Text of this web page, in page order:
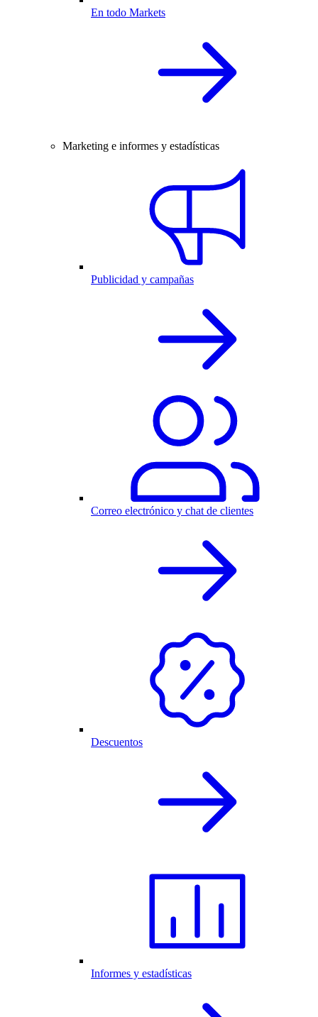
En todo Markets
Marketing e informes y estadísticas
Publicidad y campañas
Correo electrónico y chat de clientes
Descuentos
Informes y estadísticas